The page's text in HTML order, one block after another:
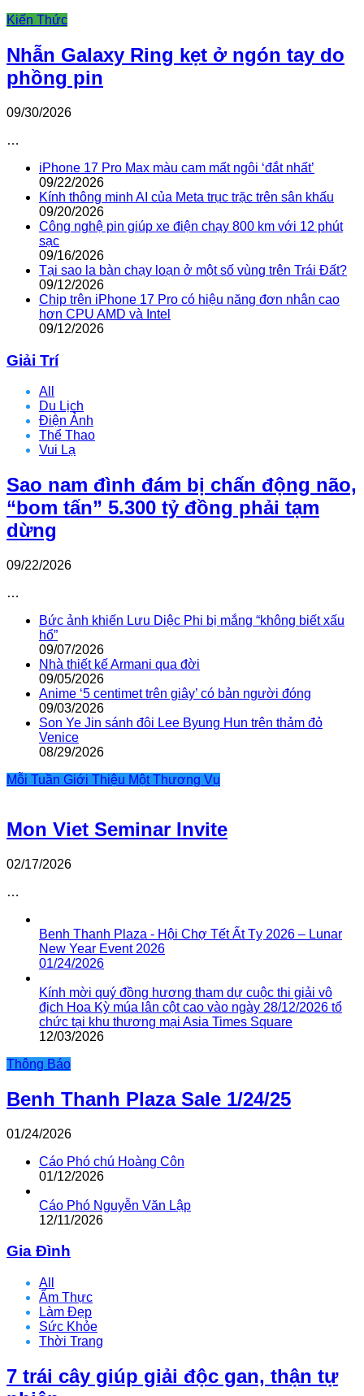
Kiến Thức
Nhẫn Galaxy Ring kẹt ở ngón tay do
phồng pin
09/30/2026
…
iPhone 17 Pro Max màu cam mất ngôi ‘đắt nhất’
09/22/2026
Kính thông minh AI của Meta trục trặc trên sân khấu
09/20/2026
Công nghệ pin giúp xe điện chạy 800 km với 12 phút
sạc
09/16/2026
Tại sao la bàn chạy loạn ở một số vùng trên Trái Đất?
09/12/2026
Chip trên iPhone 17 Pro có hiệu năng đơn nhân cao
hơn CPU AMD và Intel
09/12/2026
Giải Trí
All
Du Lịch
Điện Ảnh
Thể Thao
Vui Lạ
Sao nam đình đám bị chấn động não,
“bom tấn” 5.300 tỷ đồng phải tạm
dừng
09/22/2026
…
Bức ảnh khiến Lưu Diệc Phi bị mắng “không biết xấu
hổ”
09/07/2026
Nhà thiết kế Armani qua đời
09/05/2026
Anime ‘5 centimet trên giây’ có bản người đóng
09/03/2026
Son Ye Jin sánh đôi Lee Byung Hun trên thảm đỏ
Venice
08/29/2026
Mỗi Tuần Giới Thiệu Một Thương Vụ
Mon Viet Seminar Invite
02/17/2026
…
Benh Thanh Plaza - Hội Chợ Tết Ất Tỵ 2026 – Lunar
New Year Event 2026
01/24/2026
Kính mời quý đồng hương tham dự cuộc thi giải vô
địch Hoa Kỳ múa lân cột cao vào ngày 28/12/2026 tổ
chức tại khu thương mại Asia Times Square
12/03/2026
Thông Báo
Benh Thanh Plaza Sale 1/24/25
01/24/2026
Cáo Phó chú Hoàng Côn
01/12/2026
Cáo Phó Nguyễn Văn Lập
12/11/2026
Gia Đình
All
Ẩm Thực
Làm Đẹp
Sức Khỏe
Thời Trang
7 trái cây giúp giải độc gan, thận tự